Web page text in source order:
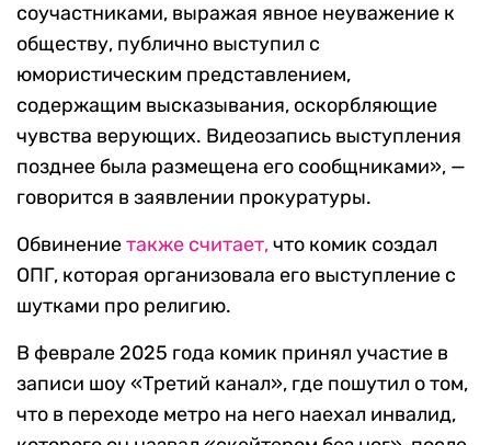
соучастниками, выражая явное неуважение к
обществу, публично выступил с
юмористическим представлением,
содержащим высказывания, оскорбляющие
чувства верующих. Видеозапись выступления
позднее была размещена его сообщниками», —
говорится в заявлении прокуратуры.
Обвинениетакже считает,что комик создал
ОПГ, которая организовала его выступление с
шутками про религию.
В феврале 2025 года комик принял участие в
записи шоу «Третий канал», где пошутил о том,
что в переходе метро на него наехал инвалид,